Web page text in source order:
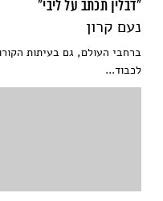
"דבלין תכתב על ליבי"
נעם קרון
ברחבי העולם, גם בעיתות
לכבוד...